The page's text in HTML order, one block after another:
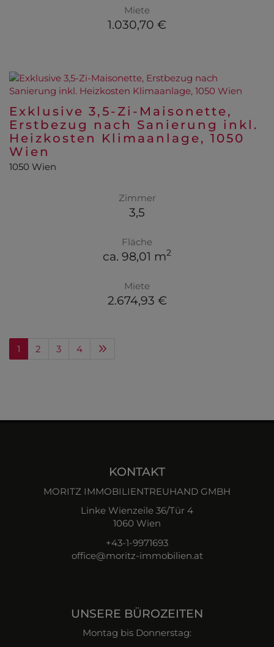
Miete
1.030,70 €
Exklusive 3,5-Zi-Maisonette,
Erstbezug nach Sanierung inkl.
Heizkosten Klimaanlage, 1050
Wien
1050 Wien
Zimmer
3,5
Fläche
ca. 98,01 m2
Miete
2.674,93 €
1 2 3 4
KONTAKT
MORITZ IMMOBILIENTREUHAND GMBH
Linke Wienzeile 36/Tür 4
1060 Wien
+43-1-9971693
office@moritz-immobilien.at
UNSERE BÜROZEITEN
Montag bis Donnerstag: